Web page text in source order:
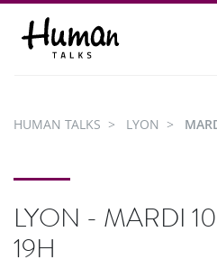
HUMAN TALKS LYON
LYON - MARDI
19H